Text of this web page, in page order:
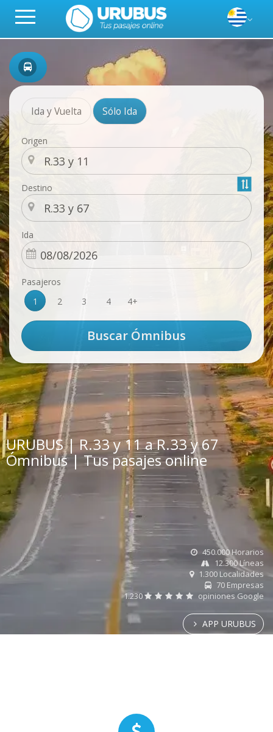
Ida y Vuelta Sólo Ida
Origen
Destino
Ida
Pasajeros
1
2 3 4 4+
URUBUS | R.33 y 11 a R.33 y 67
Ómnibus | Tus pasajes online
450.000 Horarios
12.300 Líneas
1.300 Localidades
70 Empresas
1.230
opiniones Google
APP URUBUS